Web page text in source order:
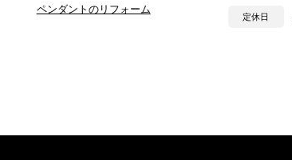
ペンダントのリフォーム
定休日